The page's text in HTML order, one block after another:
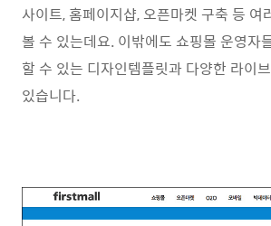
사이트, 홈페이지샵, 오픈마켓 구축 등 여
볼 수 있는데요. 이밖에도 쇼핑몰 운영자
할 수 있는 디자인템플릿과 다양한 라이
있습니다.